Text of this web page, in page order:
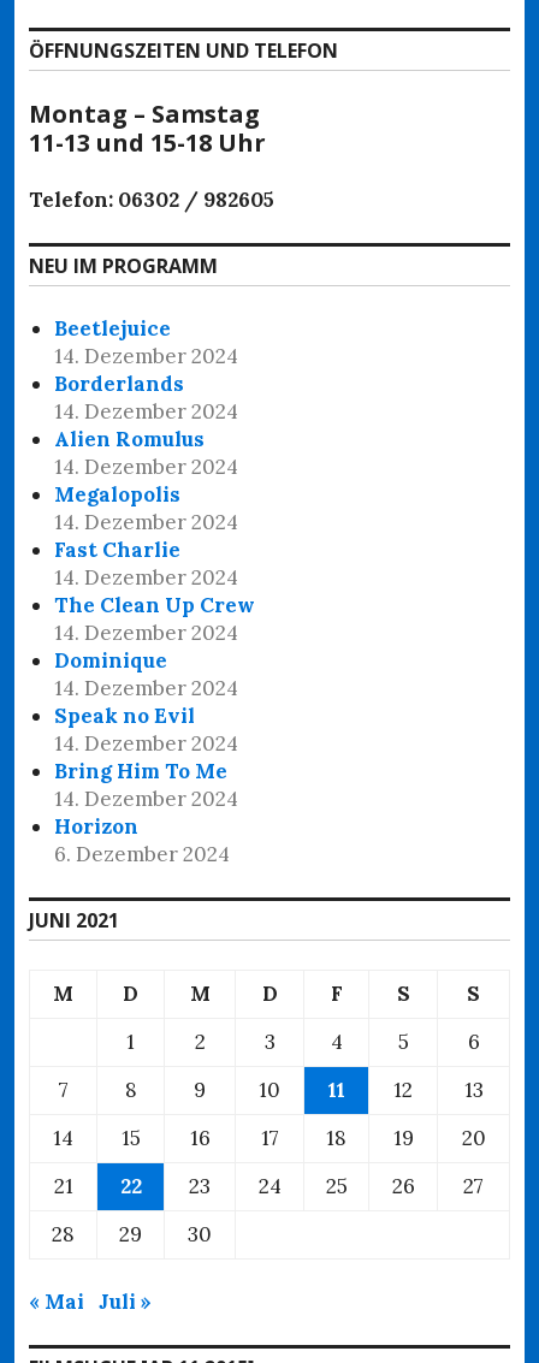
ÖFFNUNGSZEITEN UND TELEFON
Montag – Samstag
11-13 und 15-18 Uhr
Telefon: 06302 / 982605
NEU IM PROGRAMM
Beetlejuice
14. Dezember 2024
Borderlands
14. Dezember 2024
Alien Romulus
14. Dezember 2024
Megalopolis
14. Dezember 2024
Fast Charlie
14. Dezember 2024
The Clean Up Crew
14. Dezember 2024
Dominique
14. Dezember 2024
Speak no Evil
14. Dezember 2024
Bring Him To Me
14. Dezember 2024
Horizon
6. Dezember 2024
JUNI 2021
M D M D F S
S
1
2 3 4 5
6
7
8 9 10 11 12
13
14
15 16 17 18 19
20
21
22 23 24 25 26
27
28
29 30
« Mai Juli »